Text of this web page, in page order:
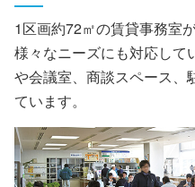
1区画約72㎡の賃貸事務室
様々なニーズにも対応して
や会議室、商談スペース、
ています。